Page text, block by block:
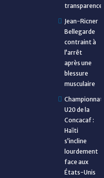
transparence
Jean-Ricner
Bellegarde
contraint à
l’arrêt
après une
blessure
musculaire
Championnat
U20 de la
Concacaf :
Haïti
s’incline
lourdement
face aux
États-Unis